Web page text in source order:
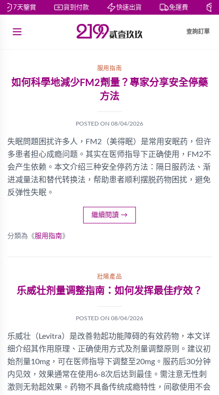
7天鑒賞 貨到付款 快速出貨 免運費 私
查詢訂單
服用指南
如何科學地減少FM2劑量？專家分享安全停藥
方法
POSTED ON 08/04/2026
失眠問題困扰许多人，FM2（美得眠）是常用安眠药，但许
多患者担心成瘾问题。其实在医师指导下正确使用，FM2不
会产生依赖。本文介绍三种安全停药方法：隔日服药法、渐
进减量法和替代转换法，帮助患者顺利摆脱药物困扰，避免
反弹性失眠。
繼續閱讀 →
分類為《服用指南》
壯陽產品
乐威壮剂量调整指南：如何发挥最佳疗效？
POSTED ON 08/04/2026
乐威壮（Levitra）是改善勃起功能障碍的有效药物，本文详
细介绍其作用原理、正确使用方式及剂量调整原则。建议初
始剂量10mg，可在医师指导下调整至20mg。服药后30分钟
内见效，效果通常在使用6-8次后达到最佳。需注意无性刺
激则无勃起效果。药物不具备传统成瘾特性，间歇使用不会